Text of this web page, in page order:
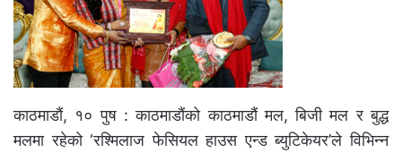
काठमाडौं, १० पुष : काठमाडौंको काठमाडौं मल, बिजी मल र बुद्ध
मलमा रहेको ‘रश्मिलाज फेसियल हाउस एन्ड ब्युटिकेयर’ले विभिन्न